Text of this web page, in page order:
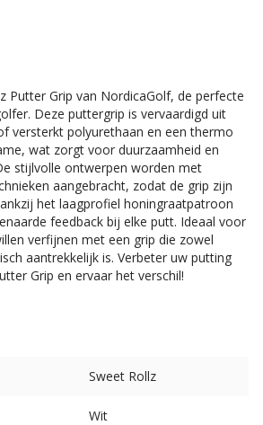
Putter Grip van NordicaGolf, de perfecte
Deze puttergrip is vervaardigd uit
versterkt polyurethaan en een thermo
wat zorgt voor duurzaamheid en
stijlvolle ontwerpen worden met
aangebracht, zodat de grip zijn
het laagprofiel honingraatpatroon
feedback bij elke putt. Ideaal voor
verfijnen met een grip die zowel
aantrekkelijk is. Verbeter uw putting
Grip en ervaar het verschil!
Sweet Rollz
Wit